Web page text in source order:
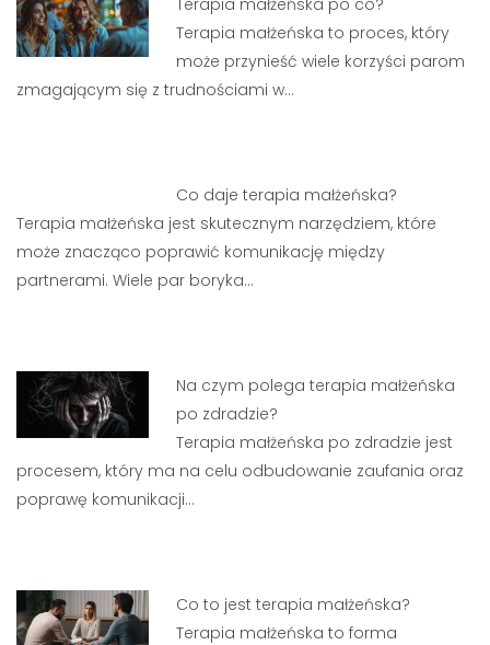
Terapia małżeńska po co?
Terapia małżeńska to proces, który
może przynieść wiele korzyści parom
zmagającym się z trudnościami w…
Co daje terapia małżeńska?
Terapia małżeńska jest skutecznym narzędziem, które
może znacząco poprawić komunikację między
partnerami. Wiele par boryka…
Na czym polega terapia małżeńska
po zdradzie?
Terapia małżeńska po zdradzie jest
procesem, który ma na celu odbudowanie zaufania oraz
poprawę komunikacji…
Co to jest terapia małżeńska?
Terapia małżeńska to forma